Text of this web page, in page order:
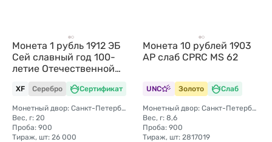
Монета 1 рубль 1912 ЭБ
Сей славный год 100-
летие Отечественной
войны 1812
XF Серебро Сертификат
Монетный двор: Санкт-Петербургский монетный двор
Вес, г: 20
Проба: 900
Тираж, шт: 26 000
Монета 10 рублей 1903
АР слаб CPRC MS 62
UNC Золото Слаб
Монетный двор: Санкт-Петербургский монетный двор
Вес, г: 8,6
Проба: 900
Тираж, шт: 2817019